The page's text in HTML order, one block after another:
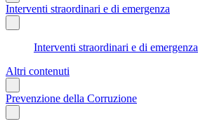
Interventi straordinari e di emergenza
Interventi straordinari e di emergenza
Altri contenuti
Prevenzione della Corruzione